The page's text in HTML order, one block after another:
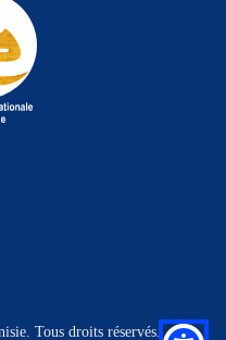
Tous droits réservés.